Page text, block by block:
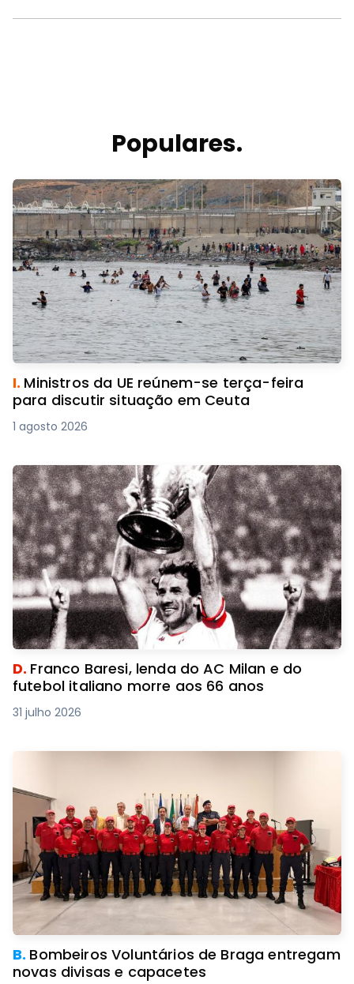
Populares.
I. Ministros da UE reúnem-se terça-feira
para discutir situação em Ceuta
1 agosto 2026
D. Franco Baresi, lenda do AC Milan e do
futebol italiano morre aos 66 anos
31 julho 2026
B. Bombeiros Voluntários de Braga entregam
novas divisas e capacetes